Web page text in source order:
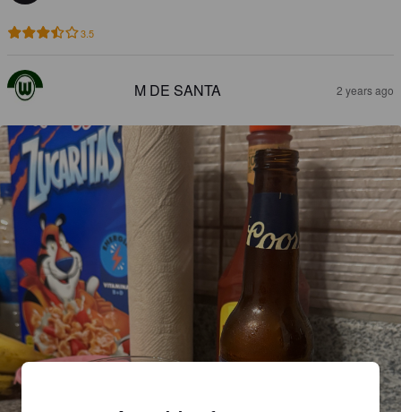
3.5
M DE SANTA 2 years ago